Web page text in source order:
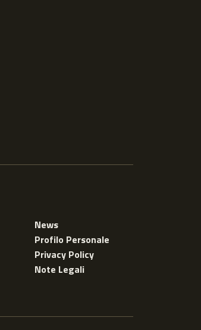
News
Profilo Personale
Privacy Policy
Note Legali